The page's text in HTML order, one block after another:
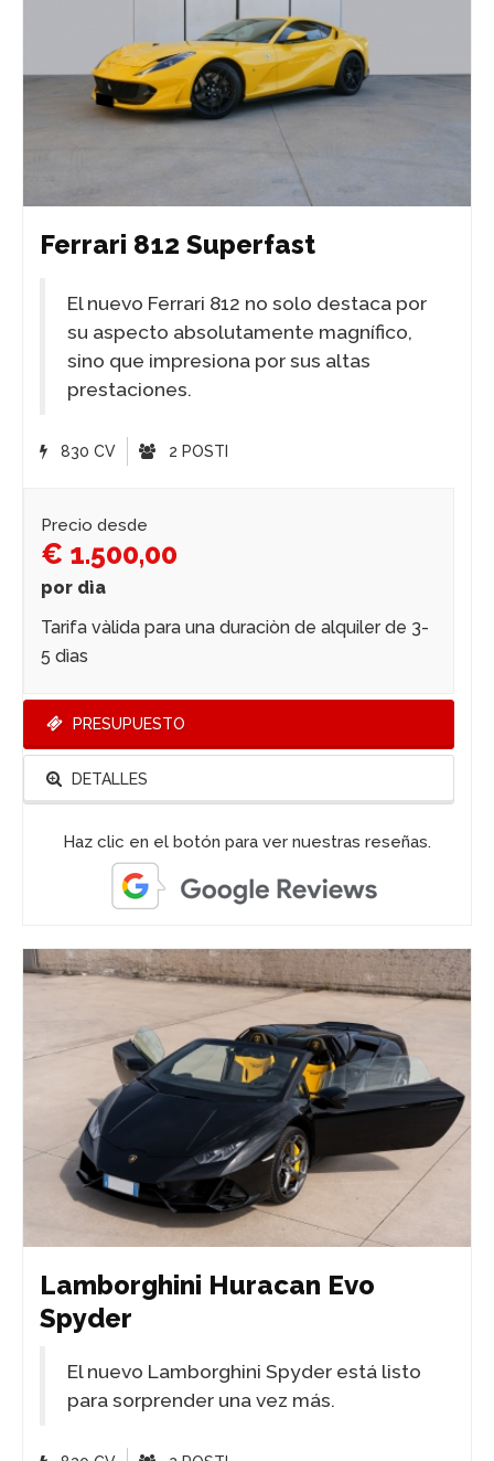
Ferrari 812 Superfast
El nuevo Ferrari 812 no solo destaca por
su aspecto absolutamente magnífico,
sino que impresiona por sus altas
prestaciones.
830 CV 2 POSTI
Precio desde
€ 1.500,00
por dìa
Tarifa vàlida para una duraciòn de alquiler de 3-
5 dìas
PRESUPUESTO
DETALLES
Haz clic en el botón para ver nuestras reseñas.
Lamborghini Huracan Evo
Spyder
El nuevo Lamborghini Spyder está listo
para sorprender una vez más.